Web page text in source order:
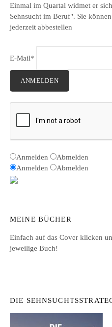
Einmal im Quartal widmet er
Sehnsucht im Beruf". Sie
jederzeit abbestellen
E-Mail*
ANMELDEN
Anmelden
Abmelden
Anmelden
Abmelden
MEINE BÜCHER
Einfach auf das Cover klicken
jeweilige Buch!
DIE